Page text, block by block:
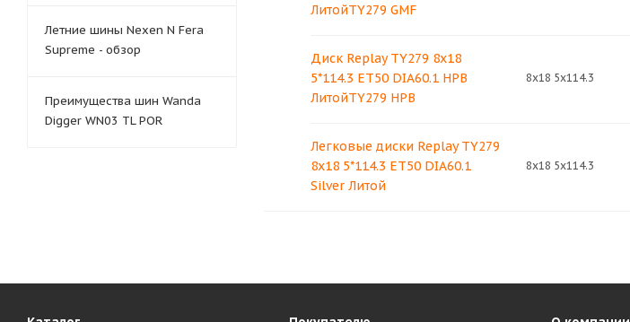
ЛитойTY279 GMF
Диск Replay TY279 8x18
5*114.3 ET50 DIA60.1 HPB
ЛитойTY279 HPB
8x18 5x114.3
Легковые диски Replay TY279
8x18 5*114.3 ET50 DIA60.1
Silver Литой
8x18 5x114.3
Летние шины Nexen N Fera
Supreme - обзор
Преимущества шин Wanda
Digger WN03 TL POR